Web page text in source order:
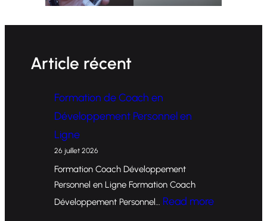
Article récent
Formation de Coach en
Développement Personnel en
Ligne
26 juillet 2026
Formation Coach Développement
Personnel en Ligne Formation Coach
Développement Personnel… Read more: